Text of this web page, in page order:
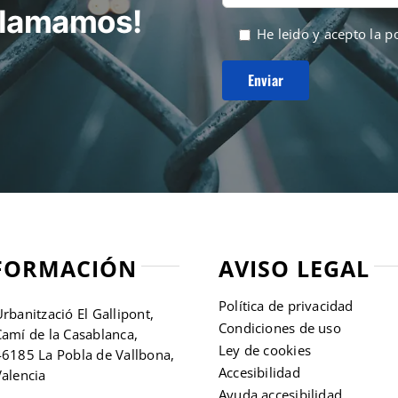
He leido y acepto la
El Gallipont,
de la Casablanca,
La Pobla de Vallbona,
AVISO LEGAL
Política de privacidad
Condiciones de uso
Ley de cookies
Accesibilidad
Ayuda accesibilidad